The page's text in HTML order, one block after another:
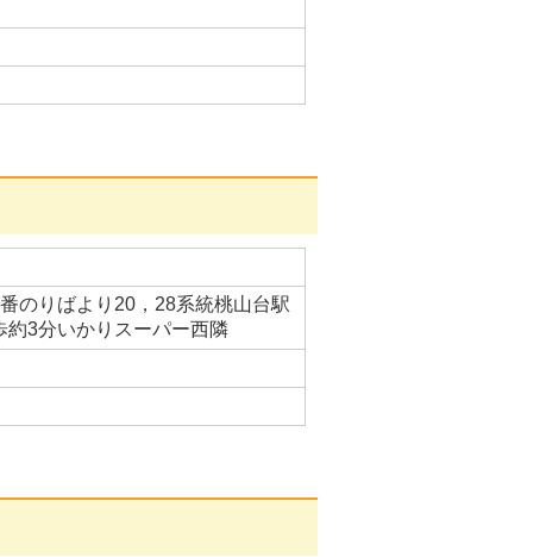
のりばより20，28系統桃山台駅
約3分いかりスーパー西隣